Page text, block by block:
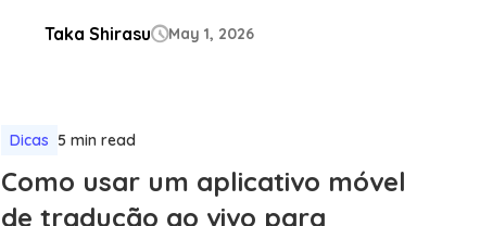
Taka ShirasuMay 1, 2026
Dicas 5 min read
Como usar um aplicativo móvel
de tradução ao vivo para